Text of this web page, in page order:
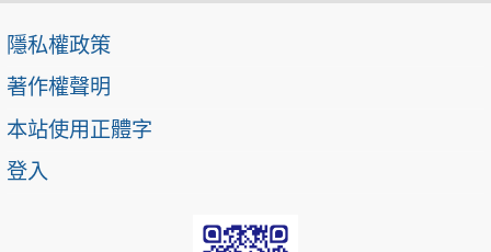
隱私權政策
著作權聲明
本站使用正體字
登入